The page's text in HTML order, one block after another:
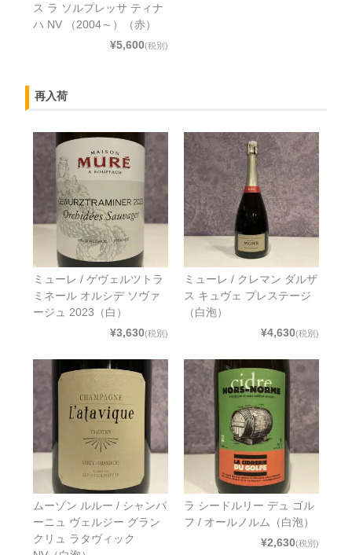
ス ラ ソルプレッサ ティナ
ハ NV （2004～）（赤）
¥5,600(税別)
再入荷
ミューレ / ゲヴェルツトラ
ミネール オルシデ ソヴァ
ージュ 2023（白）
¥3,630(税別)
ミューレ / クレマン ダルザ
ス キュヴェ プレステージ
（白泡）
¥4,630(税別)
ムーゾン ルルー / シャンパ
ーニュ ヴェルジー グラン
クリュ ラタヴィック
ラ シードルリー デュ ゴル
フ / オールノルム（白泡）
¥2,630(税別)